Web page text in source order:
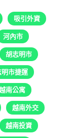
吸引外資
河內市
胡志明市
明市捷運
南公寓
越南外交
越南投資